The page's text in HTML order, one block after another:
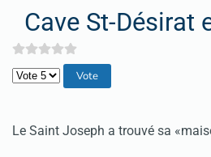
Cave St-Désirat
Veuillez voter
Le Saint Joseph a trouvé sa